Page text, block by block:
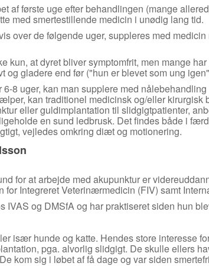
af første uge efter behandlingen (mange
med smertestillende medicin i unødig lang tid.
over de følgende uger, suppleres med medicin
kun, at dyret bliver symptomfrit, men mange
og gladere end før ("hun er blevet som ung
8 uger, kan man supplere med nålebehandling
kan traditionel medicinsk og/eller kirurgisk
eller guldimplantation til slidgigtpatienter,
en sund ledbrusk. Det findes både i
vejledes omkring diæt og motionering.
for at arbejde med akupunktur er
for Integreret Veterinærmedicin (FIV) samt
IVAS og DMSfA og har praktiseret siden hun
især hunde og katte. Hendes store interesse
pga. alvorlig slidgigt. De skulle ellers
kom sig i løbet af få dage og var siden